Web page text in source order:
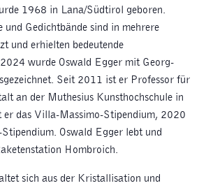
1968 in Lana/Südtirol geboren.
und Gedichtbände sind in mehrere
und erhielten bedeutende
wurde Oswald Egger mit Georg-
Seit 2011 ist er Professor für
an der Muthesius Kunsthochschule in
das Villa-Massimo-Stipendium, 2020
Oswald Egger lebt und
Hombroich.
sich aus der Kristallisation und